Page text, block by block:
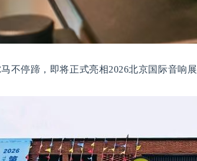
不停蹄，即将正式亮相2026北京国际音响展